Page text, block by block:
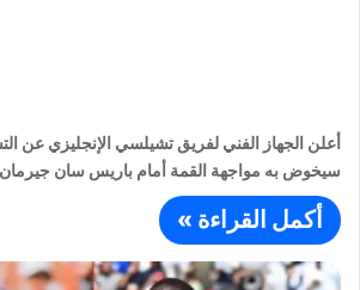
أعلن الجهاز الفني لفريق تشيلسي الإنجليزي عن
سيخوض به مواجهة القمة أمام باريس سان
أكمل القراءة »